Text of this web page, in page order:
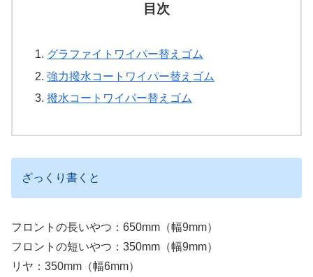
目次
グラファイトワイパー替えゴム
強力撥水コートワイパー替えゴム
撥水コートワイパー替えゴム
ざっくり書くと
フロントの長いやつ：650mm（幅9mm）
フロントの短いやつ：350mm（幅9mm）
リヤ：350mm（幅6mm）